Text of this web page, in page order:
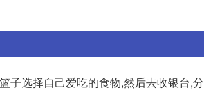
子选择自己爱吃的食物,然后去收银台,分